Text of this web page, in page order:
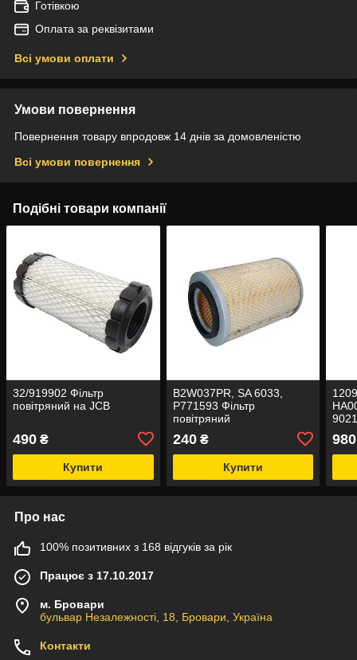
Готівкою
Оплата за реквізитами
Всі умови оплати
Умови повернення
Повернення товару впродовж 14 днів за домовленістю
Всі умови повернення
Подібні товари компанії
32/919902 Фільтр
повітряний на JCB
490 ₴
Купити
B2W037PR, SA 6033,
P771593 Фільтр
повітряний
240₴
Купити
980
Про нас
100% позитивних з 168 відгуків за рік
Працює з 17.10.2017
м. Бровари
бульвар Незалежності, 18, Бровари, Україна
Контакти